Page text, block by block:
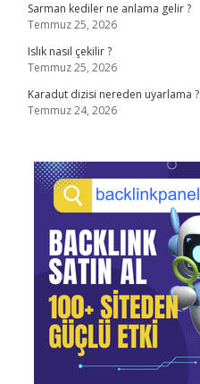
Sarman kediler ne anlama gelir ?
Temmuz 25, 2026
Islık nasıl çekilir ?
Temmuz 25, 2026
Karadut dizisi nereden uyarlama ?
Temmuz 24, 2026